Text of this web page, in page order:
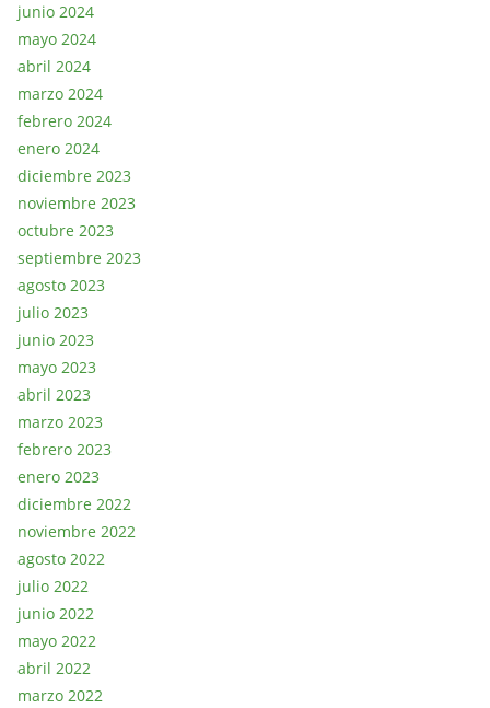
junio 2024
mayo 2024
abril 2024
marzo 2024
febrero 2024
enero 2024
diciembre 2023
noviembre 2023
octubre 2023
septiembre 2023
agosto 2023
julio 2023
junio 2023
mayo 2023
abril 2023
marzo 2023
febrero 2023
enero 2023
diciembre 2022
noviembre 2022
agosto 2022
julio 2022
junio 2022
mayo 2022
abril 2022
marzo 2022